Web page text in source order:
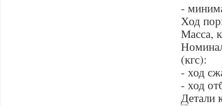
-
Ход
Масса,
(кгс):
- ход
- ход
Детали